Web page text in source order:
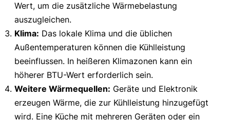
Wert, um die zusätzliche Wärmebelastung
auszugleichen.
Klima: Das lokale Klima und die üblichen
Außentemperaturen können die Kühlleistung
beeinflussen. In heißeren Klimazonen kann ein
höherer BTU-Wert erforderlich sein.
Weitere Wärmequellen: Geräte und Elektronik
erzeugen Wärme, die zur Kühlleistung hinzugefügt
wird. Eine Küche mit mehreren Geräten oder ein